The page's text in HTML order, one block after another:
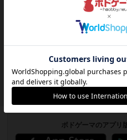
スコードリー
1977年にAvalon
ボックスと...
約2時間前 by
充実
【ざっくりレビ
ールが追加された
ボドゲーマのアプリ